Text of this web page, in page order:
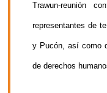
Trawun-reunión
representantes de
y Pucón, así como
de derechos